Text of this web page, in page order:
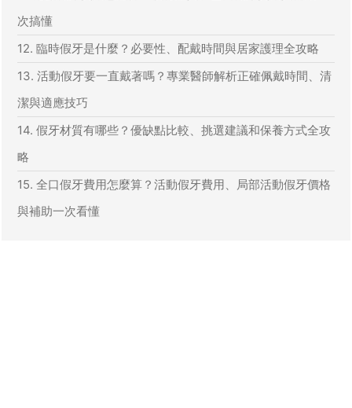
次搞懂
12. 臨時假牙是什麼？必要性、配戴時間與居家護理全攻略
13. 活動假牙要一直戴著嗎？專業醫師解析正確佩戴時間、清
潔與適應技巧
14. 假牙材質有哪些？優缺點比較、挑選建議和保養方式全攻
略
15. 全口假牙費用怎麼算？活動假牙費用、局部活動假牙價格
與補助一次看懂